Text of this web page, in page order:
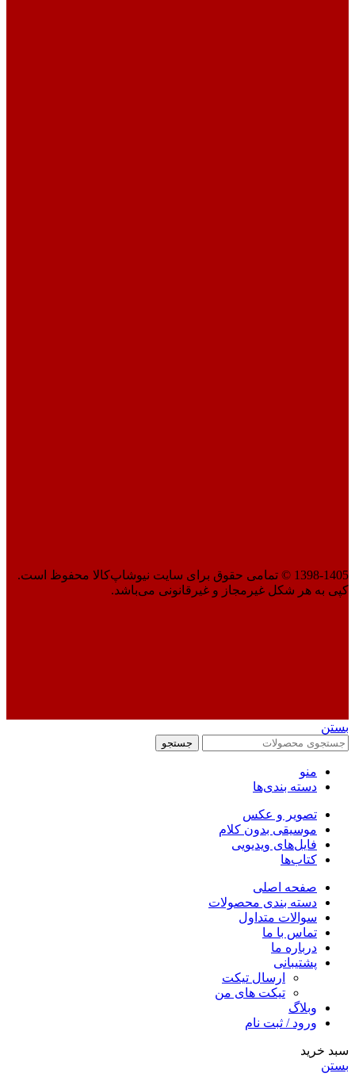
1398-1405 © تمامی حقوق برای سایت نیوشاپ‌کالا محفوظ است.
کپی به هر شکل غیرمجاز و غیرقانونی می‌باشد.
بستن
جستجو
منو
دسته بندی‌ها
تصویر و عکس
موسیقی بدون کلام
فایل‌های ویدیویی
کتاب‌ها
صفحه اصلی
دسته بندی محصولات
سوالات متداول
تماس با ما
درباره ما
پشتیبانی
ارسال تیکت
تیکت های من
وبلاگ
ورود / ثبت نام
سبد خرید
بستن